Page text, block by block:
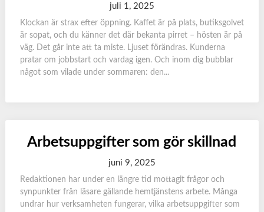
juli 1, 2025
Klockan är strax efter öppning. Kaffet är på plats, butiksgolvet
är sopat, och du känner det där bekanta pirret – hösten är på
väg. Det går inte att ta miste. Ljuset förändras. Kunderna
pratar om jobbstart och vardag igen. Och inom dig bubblar
något som vilade under sommaren: den...
Arbetsuppgifter som gör skillnad
juni 9, 2025
Redaktionen har under en längre tid mottagit frågor och
synpunkter från läsare gällande hemtjänstens arbete. Många
undrar hur verksamheten fungerar, vilka arbetsuppgifter som